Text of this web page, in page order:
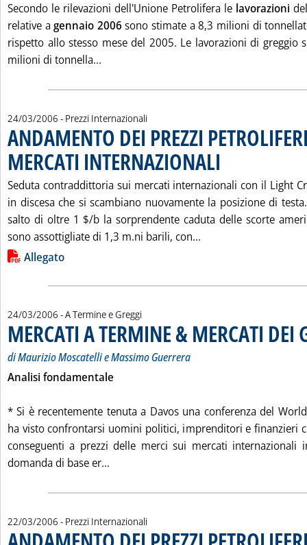
Secondo le rilevazioni dell'Unione Petrolifera le lavorazioni
relative agennaio 2006 sono stimate a 8,3 milioni di
rispetto allo stesso mese del 2005. Le lavorazioni di greggio
milioni di tonnella...
24/03/2006 - Prezzi Internazionali
ANDAMENTO DEI PREZZI
MERCATI INTERNAZIONALI
Seduta contraddittoria sui mercati internazionali con il Light
in discesa che si scambiano nuovamente la posizione di
salto di oltre 1 $/b la sorprendente caduta delle scorte
sono assottigliate di 1,3 m.ni barili, con...
Lista allegati PDF alla notizia
Allegato
24/03/2006 - A Termine e Greggi
MERCATI A TERMINE & MERCATI DEI
di Maurizio Moscatelli e Massimo Guerrera
Analisi fondamentale
* Si è recentemente tenuta a Davos una conferenza del
ha visto confrontarsi uomini politici, imprenditori e finanzieri
conseguenti a prezzi delle merci sui mercati internazionali
domanda di base er...
22/03/2006 - Prezzi Internazionali